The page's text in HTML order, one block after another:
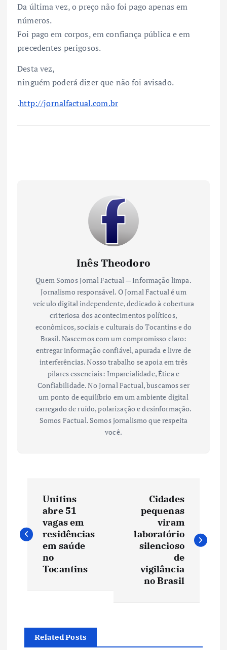
Da última vez, o preço não foi pago apenas em
números.
Foi pago em corpos, em confiança pública e em
precedentes perigosos.
Desta vez,
ninguém poderá dizer que não foi avisado.
.http://jornalfactual.com.br
Inês Theodoro
Quem Somos Jornal Factual — Informação limpa.
Jornalismo responsável. O Jornal Factual é um
veículo digital independente, dedicado à cobertura
criteriosa dos acontecimentos políticos,
econômicos, sociais e culturais do Tocantins e do
Brasil. Nascemos com um compromisso claro:
entregar informação confiável, apurada e livre de
interferências. Nosso trabalho se apoia em três
pilares essenciais: Imparcialidade, Ética e
Confiabilidade. No Jornal Factual, buscamos ser
um ponto de equilíbrio em um ambiente digital
carregado de ruído, polarização e desinformação.
Somos Factual. Somos jornalismo que respeita
você.
v
Unitins
abre 51
vagas em
residências
em saúde
no
Tocantins
Cidades
pequenas
viram
laboratório
silencioso
de
vigilância
no Brasil
Related Posts